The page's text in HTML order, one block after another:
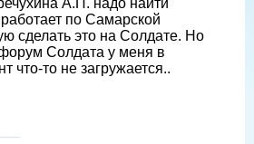
А.П. надо найти
по Самарской
сделать это на Солдате. Но
Солдата у меня в
что-то не загружается..